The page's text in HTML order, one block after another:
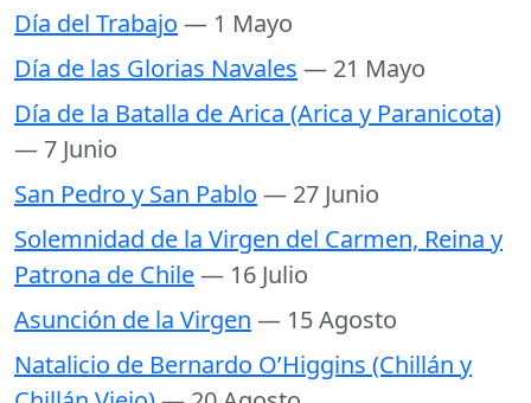
Día del Trabajo — 1 Mayo
Día de las Glorias Navales — 21 Mayo
Día de la Batalla de Arica (Arica y Paranicota)
— 7 Junio
San Pedro y San Pablo — 27 Junio
Solemnidad de la Virgen del Carmen, Reina y
Patrona de Chile— 16 Julio
Asunción de la Virgen — 15 Agosto
Natalicio de Bernardo O’Higgins (Chillán y